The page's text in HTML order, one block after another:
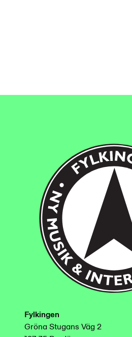
Fylkingen
Gröna Stugans Väg 2